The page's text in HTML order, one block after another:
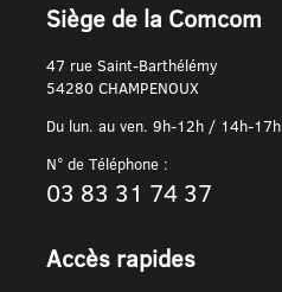
Siège de la Comcom
47 rue Saint-Barthélémy
54280 CHAMPENOUX
Du lun. au ven. 9h-12h / 14h-17h
N° de Téléphone :
03 83 31 74 37
Accès rapides